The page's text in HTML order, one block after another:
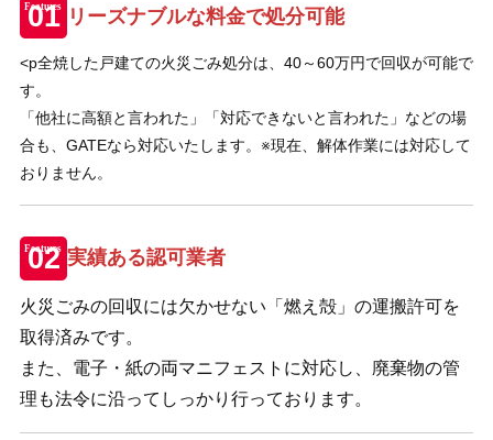
リーズナブルな料金で処分可能
<p全焼した戸建ての火災ごみ処分は、40～60万円で回収が可能で
す。
「他社に高額と言われた」「対応できないと言われた」などの場
合も、GATEなら対応いたします。※現在、解体作業には対応して
おりません。
実績ある認可業者
火災ごみの回収には欠かせない「燃え殻」の運搬許可を
取得済みです。
また、電子・紙の両マニフェストに対応し、廃棄物の管
理も法令に沿ってしっかり行っております。